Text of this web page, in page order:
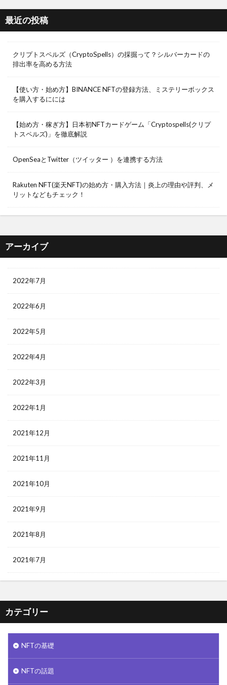
最近の投稿
クリプトスペルズ（CryptoSpells）の採掘って？シルバーカードの
排出率を高める方法
【使い方・始め方】BINANCE NFTの登録方法、ミステリーボックス
を購入するにには
【始め方・稼ぎ方】日本初NFTカードゲーム「Cryptospells(クリプ
トスペルズ)」を徹底解説
OpenSeaとTwitter（ツイッター ）を連携する方法
Rakuten NFT(楽天NFT)の始め方・購入方法｜炎上の理由や評判、メ
リットなどもチェック！
アーカイブ
2022年7月
2022年6月
2022年5月
2022年4月
2022年3月
2022年1月
2021年12月
2021年11月
2021年10月
2021年9月
2021年8月
2021年7月
カテゴリー
NFTの基礎
NFTの話題